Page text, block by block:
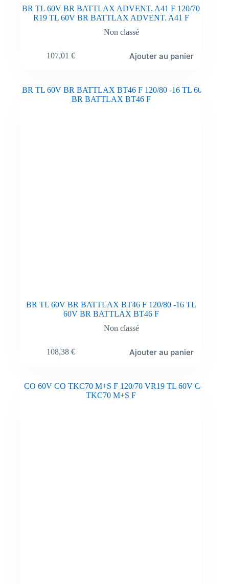
BR TL 60V BR BATTLAX ADVENT. A41 F 120/70
R19 TL 60V BR BATTLAX ADVENT. A41 F
Non classé
107,01 € Ajouter au panier
BR TL 60V BR BATTLAX BT46 F 120/80 -16 TL
60V BR BATTLAX BT46 F
Non classé
108,38 € Ajouter au panier